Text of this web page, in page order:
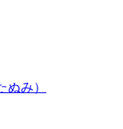
み）